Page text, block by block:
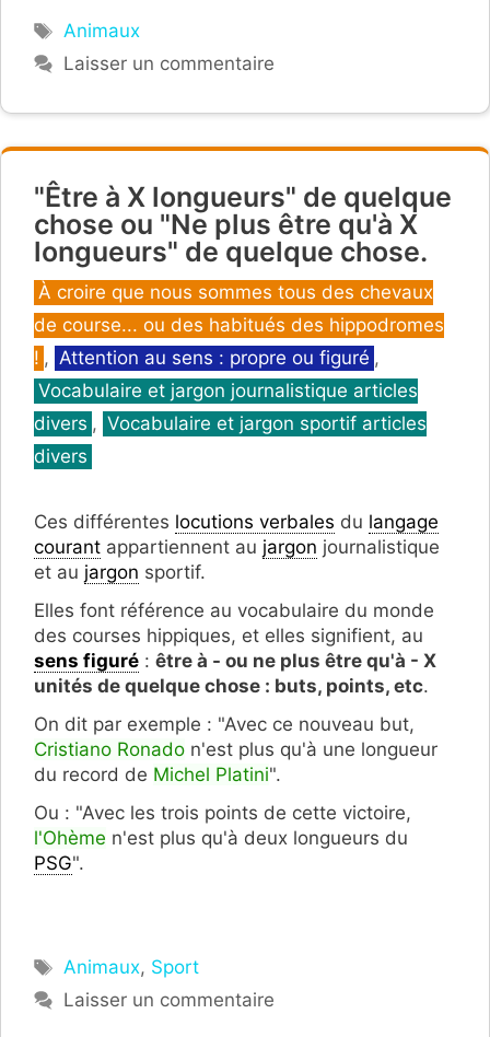
Étiquettes
Animaux
Laisser un commentaire
"Être à X longueurs" de quelque
chose ou "Ne plus être qu'à X
longueurs" de quelque chose.
Catégories
À croire que nous sommes tous des chevaux
de course... ou des habitués des hippodromes
! , Attention au sens : propre ou figuré ,
Vocabulaire et jargon journalistique articles
divers , Vocabulaire et jargon sportif articles
divers
Ces différentes locutions verbales du langage
courant appartiennent au jargon journalistique
et au jargon sportif.
Elles font référence au vocabulaire du monde
des courses hippiques, et elles signifient, au
sens figuré : être à - ou ne plus être qu'à - X
unités de quelque chose : buts, points, etc.
On dit par exemple : "Avec ce nouveau but,
Cristiano Ronado n'est plus qu'à une longueur
du record de Michel Platini".
Ou : "Avec les trois points de cette victoire,
l'Ohème n'est plus qu'à deux longueurs du
PSG".
Étiquettes
Animaux, Sport
Laisser un commentaire